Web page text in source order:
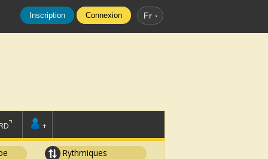
Inscription Connexion Fr
+
Rythmiques